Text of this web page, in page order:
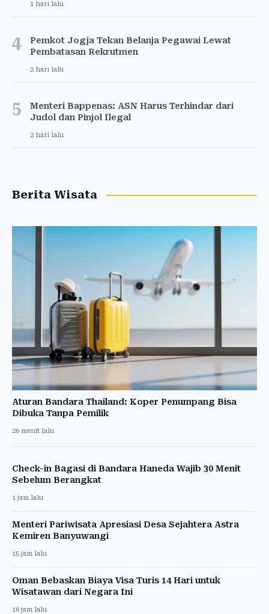
1 hari lalu
4
Pemkot Jogja Tekan Belanja Pegawai Lewat
Pembatasan Rekrutmen
2 hari lalu
5
Menteri Bappenas: ASN Harus Terhindar dari
Judol dan Pinjol Ilegal
2 hari lalu
Berita Wisata
Aturan Bandara Thailand: Koper Penumpang Bisa
Dibuka Tanpa Pemilik
26 menit lalu
Check-in Bagasi di Bandara Haneda Wajib 30 Menit
Sebelum Berangkat
1 jam lalu
Menteri Pariwisata Apresiasi Desa Sejahtera Astra
Kemiren Banyuwangi
15 jam lalu
Oman Bebaskan Biaya Visa Turis 14 Hari untuk
Wisatawan dari Negara Ini
16 jam lalu